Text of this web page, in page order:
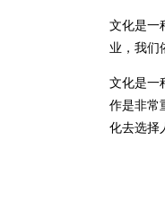
文化是一
业，我
文化是一
作是非常
化去选择